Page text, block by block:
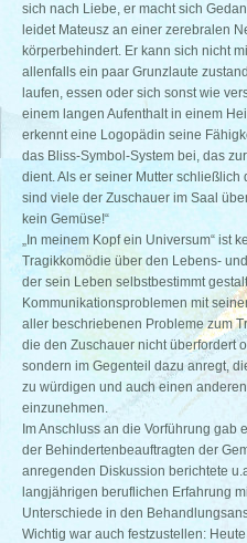
sich nach Liebe, er macht sich
leidet Mateusz an einer zerebralen
körperbehindert. Er kann sich nicht
allenfalls ein paar Grunzlaute
laufen, essen oder sich sonst wie
einem langen Aufenthalt in einem
erkennt eine Logopädin seine
das Bliss-Symbol-System bei, das
dient. Als er seiner Mutter
sind viele der Zuschauer im Saal
kein Gemüse!“
„In meinem Kopf ein Universum“ ist
Tragikkomödie über den Lebens-
der sein Leben selbstbestimmt
Kommunikationsproblemen mit
aller beschriebenen Probleme zum
die den Zuschauer nicht überfordert
sondern im Gegenteil dazu anregt,
zu würdigen und auch einen
einzunehmen.
Im Anschluss an die Vorführung gab
der Behindertenbeauftragten der
anregenden Diskussion berichtete
langjährigen beruflichen Erfahrung
Unterschiede in den
Wichtig war auch festzustellen: